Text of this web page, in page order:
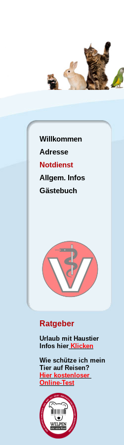
Willkommen
Adresse
Notdienst
Allgem. Infos
Gästebuch
Ratgeber
Urlaub mit Haustier
Infos hier Klicken
Wie schütze ich mein
Tier auf Reisen?
Hier kostenloser
Online-Test